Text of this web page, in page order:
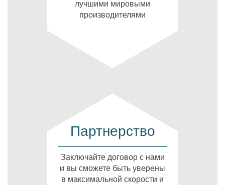
лучшими мировыми
производителями
Партнерство
Заключайте договор с нами
и вы сможете быть уверены
в максимальной скорости и